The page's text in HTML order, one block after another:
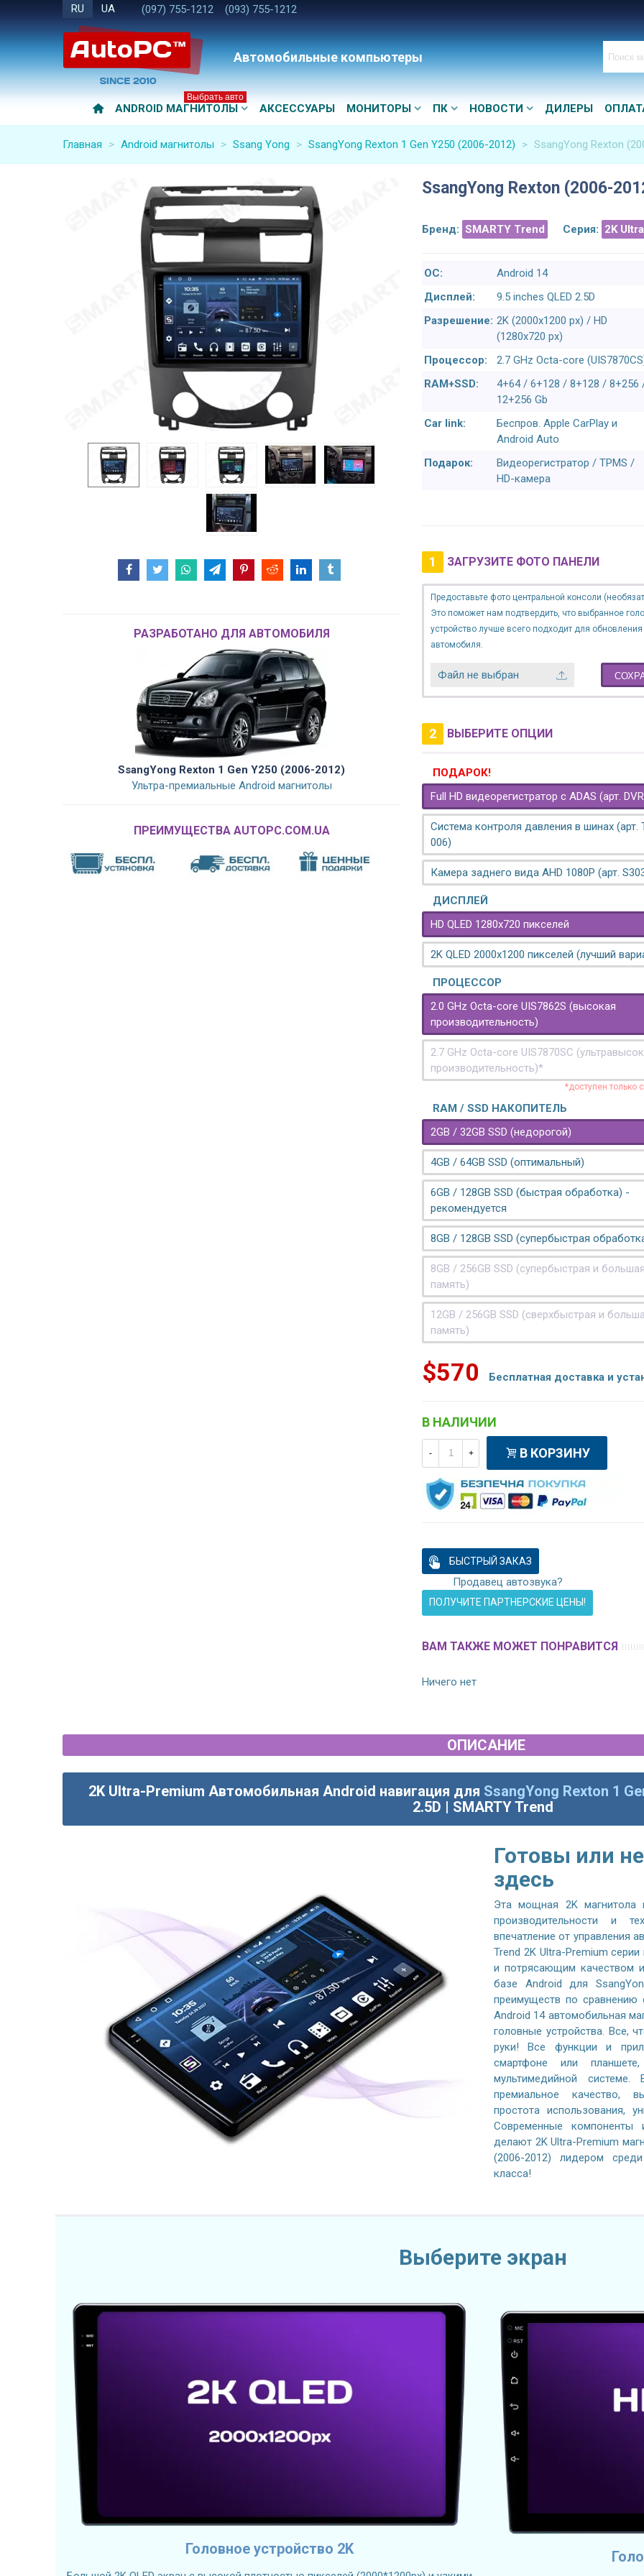
RU UA (097) 755-1212 (093) 755-1212
Автомобильные компьютеры
ANDROID МАГНИТОЛЫ
Выбрать авто
АКСЕССУАРЫ МОНИТОРЫ ПК НОВОСТИ ДИЛЕРЫ
Главная > Android магнитолы > Ssang Yong > SsangYong Rexton 1 Gen Y250 (2006-2012) > SsangYong Rexton
РАЗРАБОТАНО ДЛЯ АВТОМОБИЛЯ
SsangYong Rexton 1 Gen Y250 (2006-2012)
Ультра-премиальные Android магнитолы
ПРЕИМУЩЕСТВА AUTOPC.COM.UA
SsangYong Rexton (2006-
Бренд: SMARTY Trend Серия: 2K
ОС:
Android 14
Дисплей:
9.5 inches QLED 2.5D
Разрешение: 2K (2000x1200 px) / HD
(1280x720 px)
Процессор:
2.7 GHz Octa-core
RAM+SSD:
4+64 / 6+128 / 8+128 / 8+256
12+256 Gb
Car link:
Беспров. Apple CarPlay и
Android Auto
Подарок:
Видеорегистратор / TPMS /
HD-камера
1 ЗАГРУЗИТЕ ФОТО ПАНЕЛИ
Предоставьте фото центральной консоли
Это поможет нам подтвердить, что выбранное
устройство лучше всего подходит для
автомобиля.
Файл не выбран
2 ВЫБЕРИТЕ ОПЦИИ
ПОДАРОК!
Full HD видеорегистратор с ADAS (арт.
Система контроля давления в шинах (арт.
006)
Камера заднего вида AHD 1080P (арт.
ДИСПЛЕЙ
HD QLED 1280x720 пикселей
2K QLED 2000х1200 пикселей (лучший
ПРОЦЕССОР
2.0 GHz Octa-core UIS7862S (высокая
производительность)
2.7 GHz Octa-core UIS7870SC
производительность)*
*доступен только
RAM / SSD НАКОПИТЕЛЬ
2GB / 32GB SSD (недорогой)
4GB / 64GB SSD (оптимальный)
6GB / 128GB SSD (быстрая обработка) -
рекомендуется
8GB / 128GB SSD (супербыстрая
8GB / 256GB SSD (супербыстрая и большая
память)
12GB / 256GB SSD (сверхбыстрая и
память)
$570 Бесплатная доставка и
В НАЛИЧИИ
- + В КОРЗИНУ
БЫСТРЫЙ ЗАКАЗ
Продавец автозвука?
ПОЛУЧИТЕ ПАРТНЕРСКИЕ ЦЕНЫ!
ВАМ ТАКЖЕ МОЖЕТ ПОНРАВИТСЯ
Ничего нет
ОПИСАНИЕ
2K Ultra-Premium Автомобильная Android навигация для SsangYong Rexton 1
2.5D | SMARTY Trend
Готовы или
здесь
Эта мощная 2K
производительности и
впечатление от управления
Trend 2K Ultra-Premium
и потрясающим качеством
базе Android для
преимуществ по сравнению
Android 14 автомобильная
головные устройства. Все,
руки! Все функции и
смартфоне или
мультимедийной
премиальное качество,
простота использования,
Современные компоненты
делают 2K Ultra-Premium
(2006-2012) лидером
класса!
Выберите экран
Головное устройство 2K